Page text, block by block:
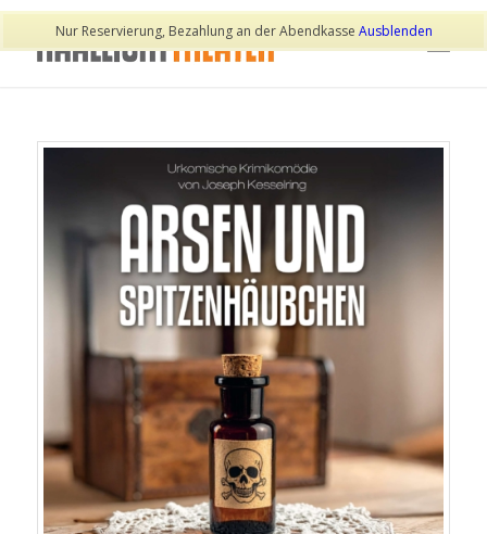
Nur Reservierung, Bezahlung an der Abendkasse Ausblenden